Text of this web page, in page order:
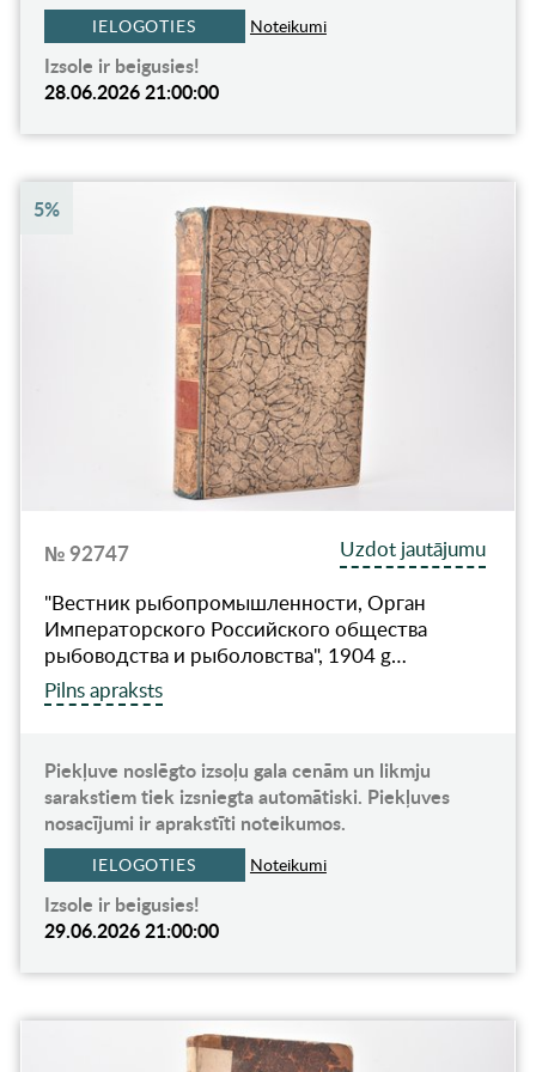
IELOGOTIES Noteikumi
Izsole ir beigusies!
28.06.2026 21:00:00
5%
№ 92747
Uzdot jautājumu
"Вестник рыбопромышленности, Орган
Императорского Российского общества
рыбоводства и рыболовства", 1904 g…
Pilns apraksts
Piekļuve noslēgto izsoļu gala cenām un likmju
sarakstiem tiek izsniegta automātiski. Piekļuves
nosacījumi ir aprakstīti noteikumos.
IELOGOTIES Noteikumi
Izsole ir beigusies!
29.06.2026 21:00:00